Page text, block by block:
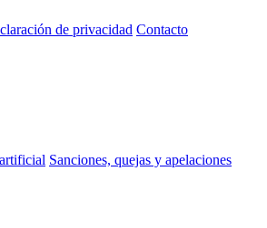
de privacidad Contacto
Sanciones, quejas y apelaciones